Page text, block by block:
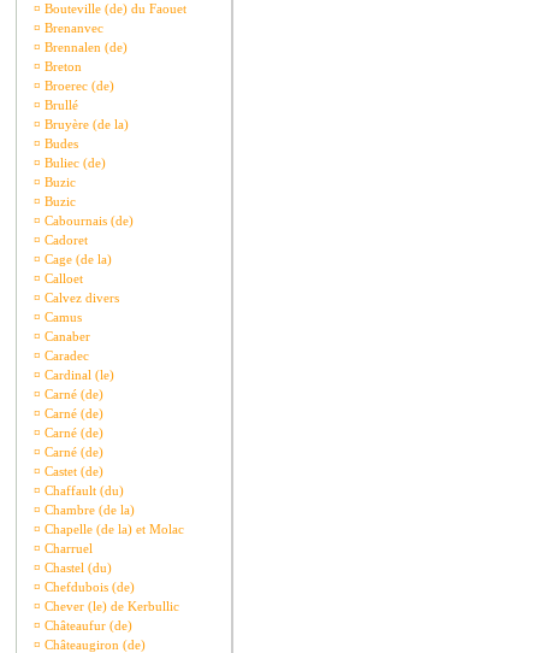
¤ Bouteville (de) du Faouet
¤ Brenanvec
¤ Brennalen (de)
¤ Breton
¤ Broerec (de)
¤ Brullé
¤ Bruyère (de la)
¤ Budes
¤ Buliec (de)
¤ Buzic
¤ Buzic
¤ Cabournais (de)
¤ Cadoret
¤ Cage (de la)
¤ Calloet
¤ Calvez divers
¤ Camus
¤ Canaber
¤ Caradec
¤ Cardinal (le)
¤ Carné (de)
¤ Carné (de)
¤ Carné (de)
¤ Carné (de)
¤ Castet (de)
¤ Chaffault (du)
¤ Chambre (de la)
¤ Chapelle (de la) et Molac
¤ Charruel
¤ Chastel (du)
¤ Chefdubois (de)
¤ Chever (le) de Kerbullic
¤ Châteaufur (de)
¤ Châteaugiron (de)